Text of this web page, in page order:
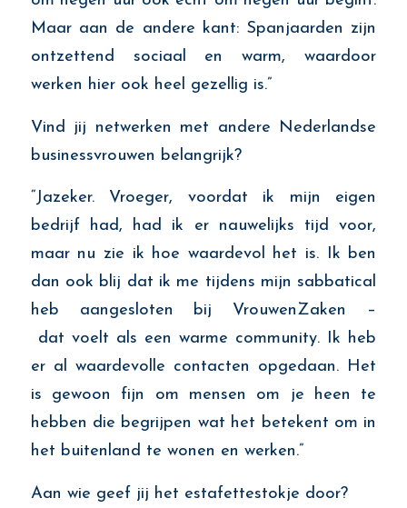
Maar aan de andere kant: Spanjaarden zijn
ontzettend sociaal en warm, waardoor
werken hier ook heel gezellig is.”
Vind jij netwerken met andere Nederlandse
businessvrouwen belangrijk?
“Jazeker. Vroeger, voordat ik mijn eigen
bedrijf had, had ik er nauwelijks tijd voor,
maar nu zie ik hoe waardevol het is. Ik ben
dan ook blij dat ik me tijdens mijn sabbatical
heb aangesloten bij VrouwenZaken –
dat voelt als een warme community. Ik heb
er al waardevolle contacten opgedaan. Het
is gewoon fijn om mensen om je heen te
hebben die begrijpen wat het betekent om in
het buitenland te wonen en werken.”
Aan wie geef jij het estafettestokje door?